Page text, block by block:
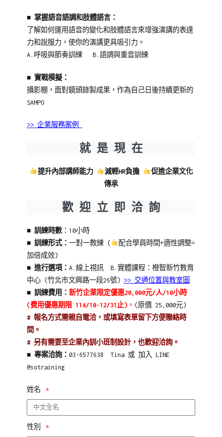
■ 掌握語音語調和肢體語言：
了解如何運用語音的變化和肢體語言來增強演講的表達
力和說服力，使你的演講更具吸引力。
A.呼吸與節奏訓練 B.語調與重音訓練
■ 實戰模擬：
攝影棚，面對鏡頭錄製成果，作為自己日後持續更新的
SAMPO
>> 企業服務案例
就 是 現 在
提升內部講師能力 減輕HR負擔
促進企業文化
傳承
歡 迎 立 即 洽 詢
■ 訓練時數：10小時
■ 訓練形式： 一對一教練 (
配合學員時間+適性調整=
加倍成效)
■ 進行選項： A.線上視訊 B.實體課程：橙智新竹教育
中心 (竹北市文興路一段26號) >> 交通位置與教室圖
■ 訓練費用： 新竹企業限定優惠20,000元/人/10小時
(費用優惠期限 114/10-12/31止)。 (原價 25,000元)
# 報名方式需親自電洽，或填寫表單留下方便聯絡時
間。
# 另有需要至企業內訓小班制設計，也歡迎洽詢。
■ 專案洽詢： 03-6577638 Tina 或 加入 LINE
@sotraining
姓名
性別